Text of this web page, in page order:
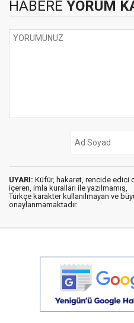
HABERE YORUM
UYARI: Küfür, hakaret, rencide edici
içeren, imla kuralları ile yazılmamış,
Türkçe karakter kullanılmayan ve
onaylanmamaktadır.